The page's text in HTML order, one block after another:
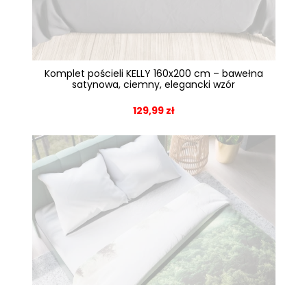
Komplet pościeli KELLY 160x200 cm – bawełna
satynowa, ciemny, elegancki wzór
129,99 zł